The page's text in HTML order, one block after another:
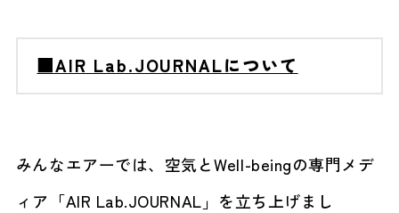
■AIR Lab.JOURNALについて
みんなエアーでは、空気とWell-beingの専門メデ
ィア「AIR Lab.JOURNAL」を立ち上げまし